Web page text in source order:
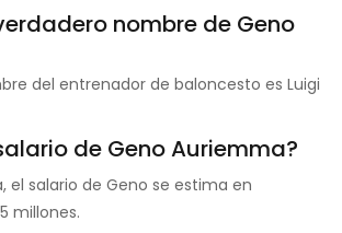
nombre de Geno
del entrenador de baloncesto es Luigi
de Geno Auriemma?
el salario de Geno se estima en
millones.